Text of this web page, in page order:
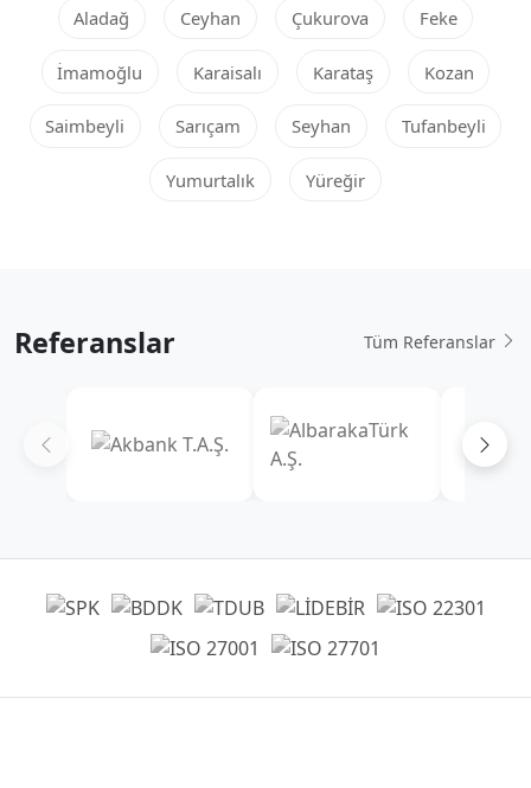
Aladağ Ceyhan Çukurova Feke
İmamoğlu Karaisalı Karataş Kozan
Saimbeyli Sarıçam Seyhan Tufanbeyli
Yumurtalık Yüreğir
Referanslar Tüm Referanslar